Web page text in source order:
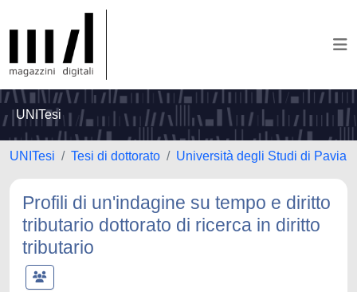
UNITesi
UNITesi Tesi di dottorato Università degli Studi di Pavia
Profili di un'indagine su tempo e diritto
tributario dottorato di ricerca in diritto
tributario